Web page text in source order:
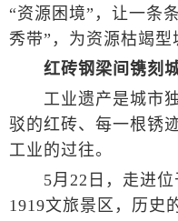
“资源困境”，让一条
秀带”，为资源枯竭型
红砖钢梁间镌刻
工业遗产是城市独
驳的红砖、每一根锈
工业的过往。
5月22日，走进位
1919文旅景区，历史